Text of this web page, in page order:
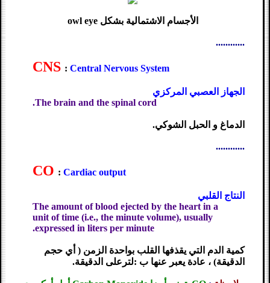
الأجسام الاشتمالية بشكل owl eye
............
CNS : Central Nervous System
الجهاز العصبي المركزي
The brain and the spinal cord.
الدماغ و الحبل الشوكي.
............
CO : Cardiac output
النتاج القلبي
The amount of blood ejected by the heart in a
unit of time (i.e., the minute volume), usually
expressed in liters per minute.
كمية الدم التي يقذفها القلب بواحدة الزمن ( أي حجم
الدقيقة) ، عادة يعبر عنها ب :لترعلى الدقيقة.